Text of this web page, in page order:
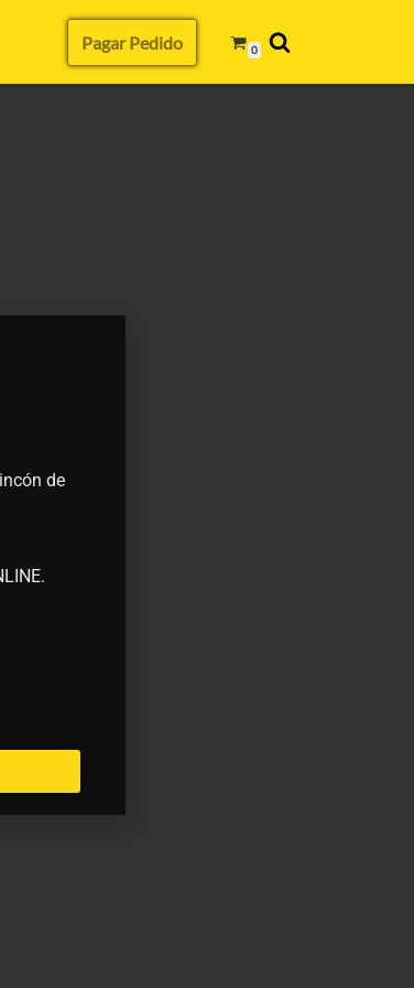
Pagar Pedido 0
de